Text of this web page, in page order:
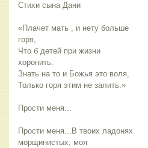
Стихи сына Дани
«Плачет мать , и нету больше
горя,
Что б детей при жизни
хоронить.
Знать на то и Божья это воля,
Только горя этим не залить.»
Прости меня...
Прости меня...В твоих ладонях
морщинистых, моя